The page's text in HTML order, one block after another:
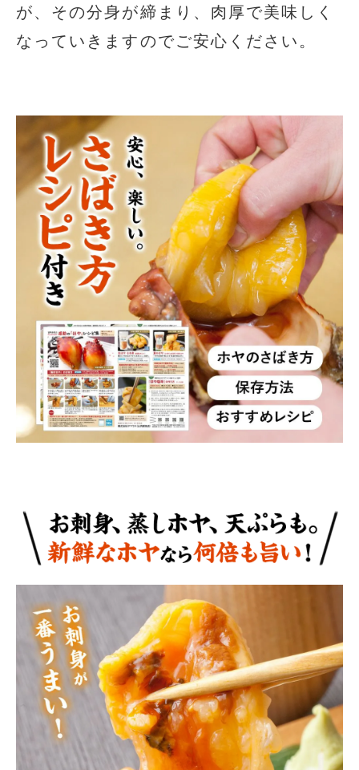
が、その分身が締まり、肉厚で美味しく
なっていきますのでご安心ください。